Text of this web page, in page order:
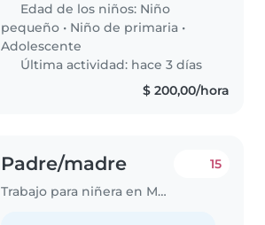
Edad de los niños: Niño
pequeño • Niño de primaria •
Adolescente
Última actividad: hace 3 días
$ 200,00/hora
Padre/madre
Trabajo para niñera en Montevideo
15